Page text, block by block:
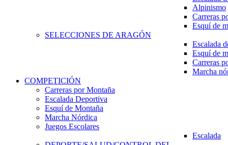
Alpinismo
Carreras
Esquí de
SELECCIONES DE ARAGÓN
Escalada
Esquí de
Carreras
Marcha
COMPETICIÓN
Carreras por Montaña
Escalada Deportiva
Esquí de Montaña
Marcha Nórdica
Juegos Escolares
Escalada